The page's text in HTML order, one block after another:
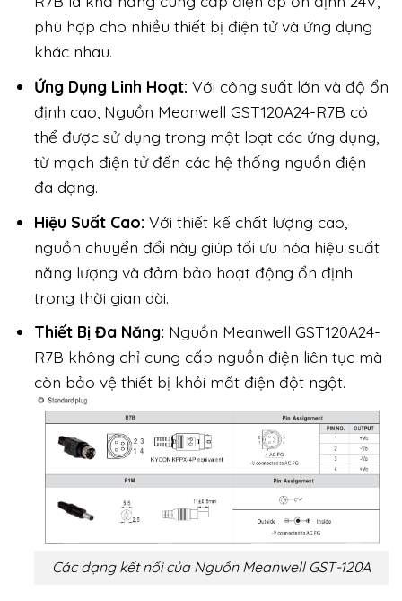
phù hợp cho nhiều thiết bị điện tử và ứng dụng
khác nhau.
Ứng Dụng Linh Hoạt: Với công suất lớn và độ ổn
định cao, Nguồn Meanwell GST120A24-R7B có
thể được sử dụng trong một loạt các ứng dụng,
từ mạch điện tử đến các hệ thống nguồn điện
đa dạng.
Hiệu Suất Cao: Với thiết kế chất lượng cao,
nguồn chuyển đổi này giúp tối ưu hóa hiệu suất
năng lượng và đảm bảo hoạt động ổn định
trong thời gian dài.
Thiết Bị Đa Năng: Nguồn Meanwell GST120A24-
R7B không chỉ cung cấp nguồn điện liên tục mà
còn bảo vệ thiết bị khỏi mất điện đột ngột.
Các dạng kết nối của Nguồn Meanwell GST-120A